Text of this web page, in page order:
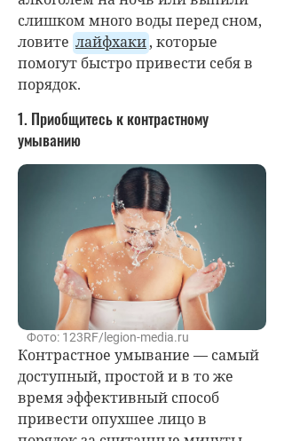
слишком много воды перед сном,
ловите лайфхаки, которые
помогут быстро привести себя в
порядок.
1. Приобщитесь к контрастному
умыванию
Фото: 123RF/legion-media.ru
Контрастное умывание — самый
доступный, простой и в то же
время эффективный способ
привести опухшее лицо в